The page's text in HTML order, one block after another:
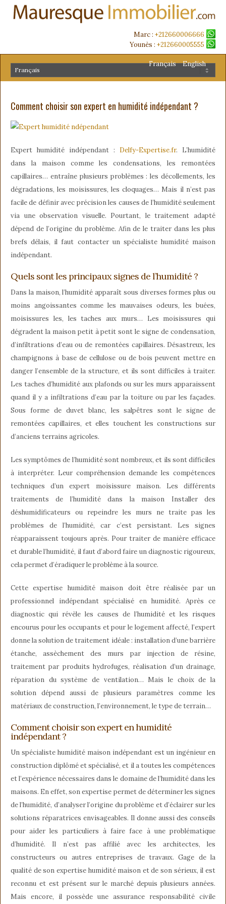
Marc : +212660006666
Younès : +212660005555
Français English
Comment choisir son expert en humidité indépendant ?
Expert humidité indépendant : Delfy-Expertise.fr. L’humidité
dans la maison comme les condensations, les remontées
capillaires… entraîne plusieurs problèmes : les décollements, les
dégradations, les moisissures, les cloquages… Mais il n’est pas
facile de définir avec précision les causes de l’humidité seulement
via une observation visuelle. Pourtant, le traitement adapté
dépend de l’origine du problème. Afin de le traiter dans les plus
brefs délais, il faut contacter un spécialiste humidité maison
indépendant.
Quels sont les principaux signes de l’humidité ?
Dans la maison, l’humidité apparaît sous diverses formes plus ou
moins angoissantes comme les mauvaises odeurs, les buées,
moisissures les, les taches aux murs… Les moisissures qui
dégradent la maison petit à petit sont le signe de condensation,
d’infiltrations d’eau ou de remontées capillaires. Désastreux, les
champignons à base de cellulose ou de bois peuvent mettre en
danger l’ensemble de la structure, et ils sont difficiles à traiter.
Les taches d’humidité aux plafonds ou sur les murs apparaissent
quand il y a infiltrations d’eau par la toiture ou par les façades.
Sous forme de duvet blanc, les salpêtres sont le signe de
remontées capillaires, et elles touchent les constructions sur
d’anciens terrains agricoles.
Les symptômes de l’humidité sont nombreux, et ils sont difficiles
à interpréter. Leur compréhension demande les compétences
techniques d’un expert moisissure maison. Les différents
traitements de l’humidité dans la maison Installer des
déshumidificateurs ou repeindre les murs ne traite pas les
problèmes de l’humidité, car c’est persistant. Les signes
réapparaissent toujours après. Pour traiter de manière efficace
et durable l’humidité, il faut d’abord faire un diagnostic rigoureux,
cela permet d’éradiquer le problème à la source.
Cette expertise humidité maison doit être réalisée par un
professionnel indépendant spécialisé en humidité. Après ce
diagnostic qui révèle les causes de l’humidité et les risques
encourus pour les occupants et pour le logement affecté, l’expert
donne la solution de traitement idéale : installation d’une barrière
étanche, assèchement des murs par injection de résine,
traitement par produits hydrofuges, réalisation d’un drainage,
réparation du système de ventilation… Mais le choix de la
solution dépend aussi de plusieurs paramètres comme les
matériaux de construction, l’environnement, le type de terrain…
Comment choisir son expert en humidité
indépendant ?
Un spécialiste humidité maison indépendant est un ingénieur en
construction diplômé et spécialisé, et il a toutes les compétences
et l’expérience nécessaires dans le domaine de l’humidité dans les
maisons. En effet, son expertise permet de déterminer les signes
de l’humidité, d’analyser l’origine du problème et d’éclairer sur les
solutions réparatrices envisageables. Il donne aussi des conseils
pour aider les particuliers à faire face à une problématique
d’humidité. Il n’est pas affilié avec les architectes, les
constructeurs ou autres entreprises de travaux. Gage de la
qualité de son expertise humidité maison et de son sérieux, il est
reconnu et est présent sur le marché depuis plusieurs années.
Mais encore, il possède une assurance responsabilité civile